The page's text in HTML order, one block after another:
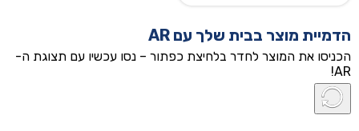
הדמיית מוצר בבית שלך עם AR
הכניסו את המוצר לחדר בלחיצת כפתור – נסו עכשיו עם תצוגת ה-
AR!